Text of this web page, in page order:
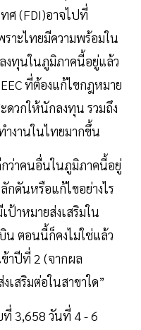
ทศ (FDI)อาจไปที่
าะไทยมีความพร้อมใน
งทุนในภูมิภาคนี้อยู่แล้ว
ที่ต้องแก้ไขกฎหมาย
วกให้นักลงทุน รวมถึง
ำงานในไทยมากขึ้น
ว่าคนอื่นในภูมิภาคนี้อยู่
กดันหรือแก้ไขอย่างไร
ป้าหมายส่งเสริมใน
น ตอนนี้ก็คงไม่ใช่แล้ว
าปีที่ 2 (จากผล
เสริมต่อในสาขาใด”
3,658 วันที่ 4 - 6